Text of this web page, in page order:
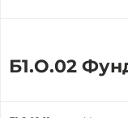
Б1.О.02